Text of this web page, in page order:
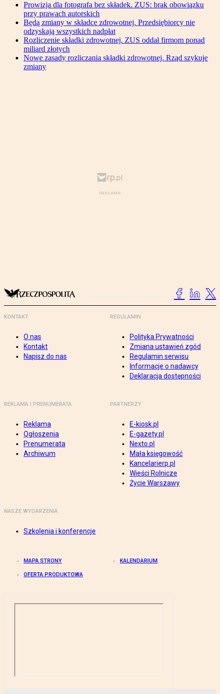
Prowizja dla fotografa bez składek. ZUS: brak obowiązku
przy prawach autorskich
Będą zmiany w składce zdrowotnej. Przedsiębiorcy nie
odzyskają wszystkich nadpłat
Rozliczenie składki zdrowotnej. ZUS oddał firmom ponad
miliard złotych
Nowe zasady rozliczania składki zdrowotnej. Rząd szykuje
zmiany
KONTAKT
O nas
Kontakt
Napisz do nas
REGULAMIN
Polityka Prywatności
Zmiana ustawień zgód
Regulamin serwisu
Informacje o nadawcy
Deklaracja dostępności
REKLAMA I PRENUMERATA
Reklama
Ogłoszenia
Prenumerata
Archiwum
PARTNERZY
E-kiosk.pl
E-gazety.pl
Nexto.pl
Mała księgowość
Kancelarierp.pl
Wieści Rolnicze
Życie Warszawy
NASZE WYDARZENIA
Szkolenia i konferencje
MAPA STRONY KALENDARIUM
OFERTA PRODUKTOWA